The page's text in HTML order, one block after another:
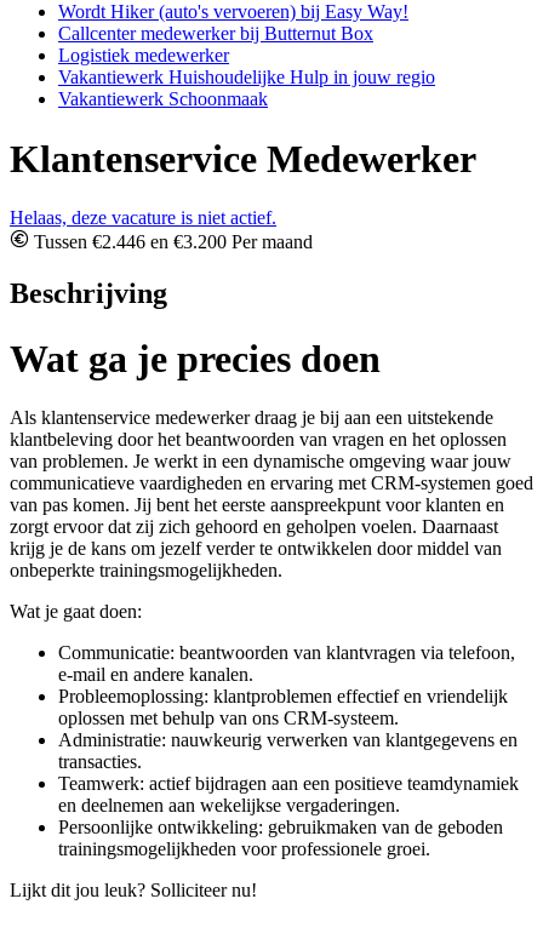
Wordt Hiker (auto's vervoeren) bij Easy Way!
Callcenter medewerker bij Butternut Box
Logistiek medewerker
Vakantiewerk Huishoudelijke Hulp in jouw regio
Vakantiewerk Schoonmaak
Klantenservice Medewerker
Helaas, deze vacature is niet actief.
Tussen €2.446 en €3.200 Per maand
Beschrijving
Wat ga je precies doen
Als klantenservice medewerker draag je bij aan een uitstekende
klantbeleving door het beantwoorden van vragen en het oplossen
van problemen. Je werkt in een dynamische omgeving waar jouw
communicatieve vaardigheden en ervaring met CRM-systemen goed
van pas komen. Jij bent het eerste aanspreekpunt voor klanten en
zorgt ervoor dat zij zich gehoord en geholpen voelen. Daarnaast
krijg je de kans om jezelf verder te ontwikkelen door middel van
onbeperkte trainingsmogelijkheden.
Wat je gaat doen:
Communicatie: beantwoorden van klantvragen via telefoon,
e-mail en andere kanalen.
Probleemoplossing: klantproblemen effectief en vriendelijk
oplossen met behulp van ons CRM-systeem.
Administratie: nauwkeurig verwerken van klantgegevens en
transacties.
Teamwerk: actief bijdragen aan een positieve teamdynamiek
en deelnemen aan wekelijkse vergaderingen.
Persoonlijke ontwikkeling: gebruikmaken van de geboden
trainingsmogelijkheden voor professionele groei.
Lijkt dit jou leuk? Solliciteer nu!